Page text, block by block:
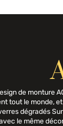
de monture
tout le monde,
dégradés
le même